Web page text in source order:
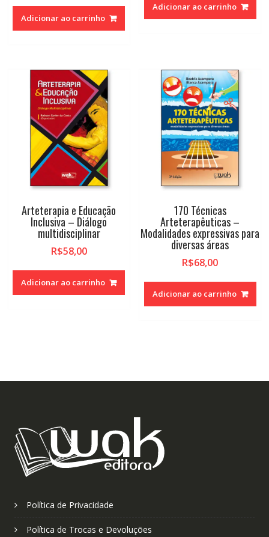
Adicionar ao carrinho
Adicionar ao carrinho
Arteterapia e Educação
Inclusiva – Diálogo
multidisciplinar
R$58,00
Adicionar ao carrinho
170 Técnicas
Arteterapêuticas –
Modalidades expressivas para
diversas áreas
R$68,00
Adicionar ao carrinho
Política de Privacidade
Política de Trocas e Devoluções